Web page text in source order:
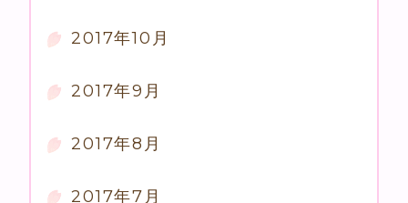
2017年10月
2017年9月
2017年8月
2017年7月